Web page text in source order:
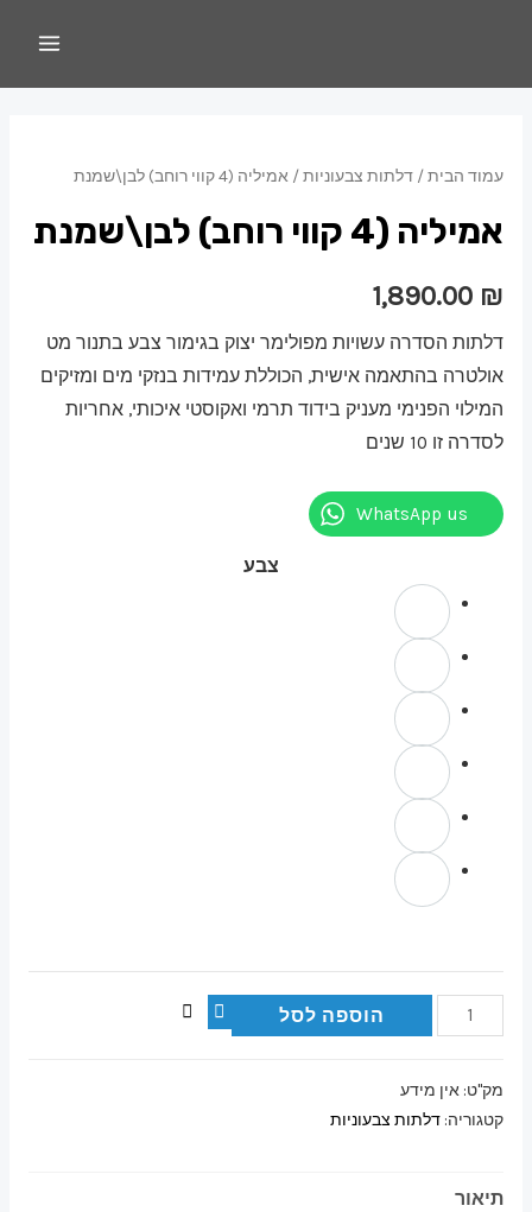
עמוד הבית/ דלתות צבעוניות/ אמיליה (4 קווי רוחב) לבן\שמנת
אמיליה (4 קווי רוחב) לבן\שמנת
1,890.00 ₪
דלתות הסדרה עשויות מפולימר יצוק בגימור צבע בתנור מט
אולטרה בהתאמה אישית, הכוללת עמידות בנזקי מים ומזיקים
המילוי הפנימי מעניק בידוד תרמי ואקוסטי איכותי, אחריות
לסדרה זו 10 שנים
WhatsApp us
צבע
הוספה לסל
מק"ט: אין מידע
קטגוריה: דלתות צבעוניות
תיאור